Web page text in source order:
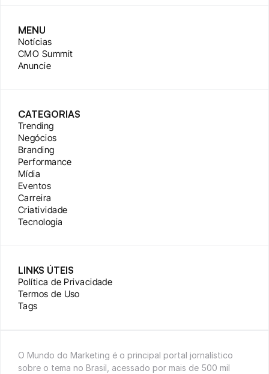
MENU
Notícias
CMO Summit
Anuncie
CATEGORIAS
Trending
Negócios
Branding
Performance
Mídia
Eventos
Carreira
Criatividade
Tecnologia
LINKS ÚTEIS
Política de Privacidade
Termos de Uso
Tags
O Mundo do Marketing é o principal portal jornalístico
sobre o tema no Brasil, acessado por mais de 500 mil